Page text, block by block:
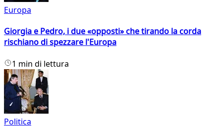
Europa
Giorgia e Pedro, i due «opposti» che tirando la corda
rischiano di spezzare l'Europa
1 min di lettura
Politica